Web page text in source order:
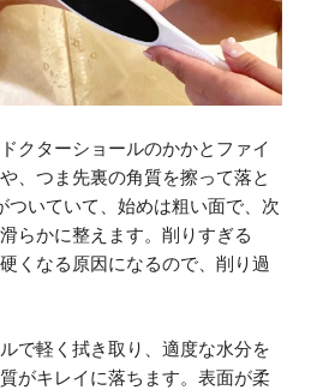
クターショールのかかとファイ
、つま先裏の角質を擦って落と
ついていて、始めは粗い面で、次
らかに整えます。削りすぎる
くなる原因になるので、削り過
で軽く拭き取り、適度な水分を
がキレイに落ちます。表面が柔